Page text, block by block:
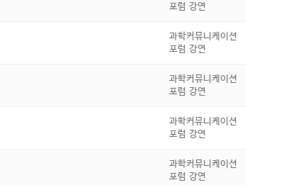
포럼 강연
과학커뮤니케이션
포럼 강연
과학커뮤니케이션
포럼 강연
과학커뮤니케이션
포럼 강연
과학커뮤니케이션
포럼 강연